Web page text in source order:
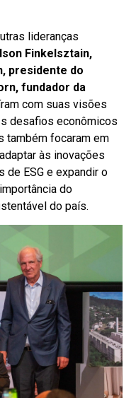
lideranças
Finkelsztain,
presidente do
fundador da
com suas visões
desafios econômicos
também focaram em
às inovações
de ESG e expandir o
do
do país.